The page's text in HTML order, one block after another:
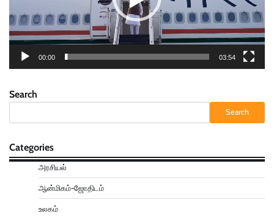
00:00 03:54
Search
Search
Categories
அரசியல்
ஆன்மிகம்-ஜோதிடம்
உலகம்